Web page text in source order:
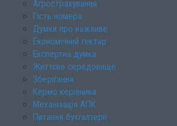
Агрострахування
Гість номера
Думки про важливе
Економічний гектар
Експертна думка
Життєве середовище
Зберігання
Кермо керівника
Механізація АПК
Питання бухгалтерії